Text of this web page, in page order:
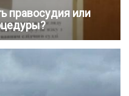
правосудия или